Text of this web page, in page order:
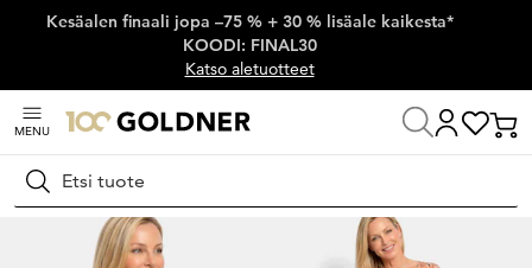
Ohita siirtymä, siirry pääsisältöön
Kesäalen finaali jopa –75 % + 30 % lisäale kaikesta*
KOODI: FINAL30
Katso aletuotteet
MENU
Hae
Koti Naisten muoti